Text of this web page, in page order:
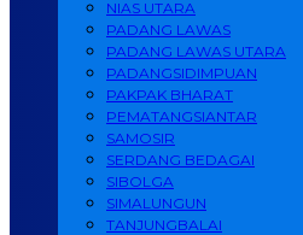
NIAS UTARA
PADANG LAWAS
PADANG LAWAS UTARA
PADANGSIDIMPUAN
PAKPAK BHARAT
PEMATANGSIANTAR
SAMOSIR
SERDANG BEDAGAI
SIBOLGA
SIMALUNGUN
TANJUNGBALAI